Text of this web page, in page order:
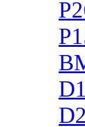
D1
D2